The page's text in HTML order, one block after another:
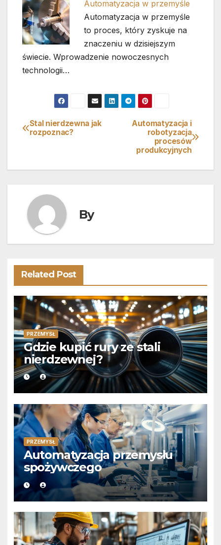
Automatyzacja w przemyśle
Automatyzacja w przemyśle
to proces, który zyskuje na
znaczeniu w dzisiejszym
świecie. Wprowadzenie nowoczesnych
technologii…
Nawigacja
Automatyzacja i
robotyzacja
procesów
produkcyjnych
Stal nierdzewna jak
rozpoznac?
By
Related Post
PRZEMYSŁ
Gdzie kupić rury ze stali
nierdzewnej?
PRZEMYSŁ
Automatyzacja przemysłu
spożywczego